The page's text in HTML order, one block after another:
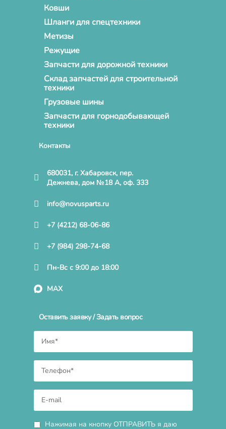
Ковши
Шланги для спецтехники
Метизы
Режущие
Запчасти для дорожной техники
Склад запчастей для строительной
техники
Грузовые шины
Запчасти для горнодобывающей
техники
Контакты
680031, г. Хабаровск, пер.
Дежнева, дом №18 А, оф. 333
info@novusparts.ru
+7 (4212) 68-06-86
+7 (984) 298-74-68
Пн-Вс с 9:00 до 18:00
MAX
Оставить заявку / Задать вопрос
Нажимая на кнопку ОТПРАВИТЬ я даю